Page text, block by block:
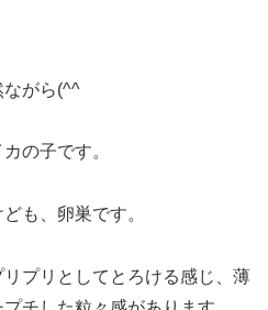
ながら(^^
の子です。
も、卵巣です。
プリとしてとろける感じ、薄